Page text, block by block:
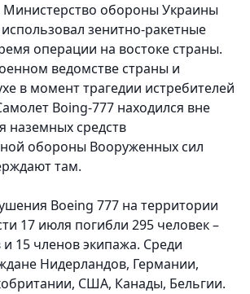
обороны Украины
зенитно-ракетные
операции на востоке страны.
ведомстве страны и
в момент трагедии истребителей
Boing-777 находился вне
наземных средств
обороны Вооруженных сил
там.
Boeing 777 на территории
17 июля погибли 295 человек –
15 членов экипажа. Среди
Нидерландов, Германии,
США, Канады, Бельгии.